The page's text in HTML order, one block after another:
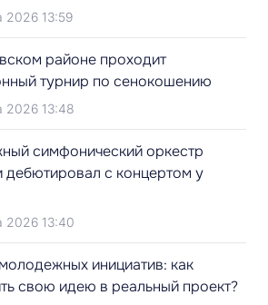
2026 13:59
районе проходит
турнир по сенокошению
2026 13:48
симфонический оркестр
дебютировал с концертом у
2026 13:40
инициатив: как
свою идею в реальный проект?